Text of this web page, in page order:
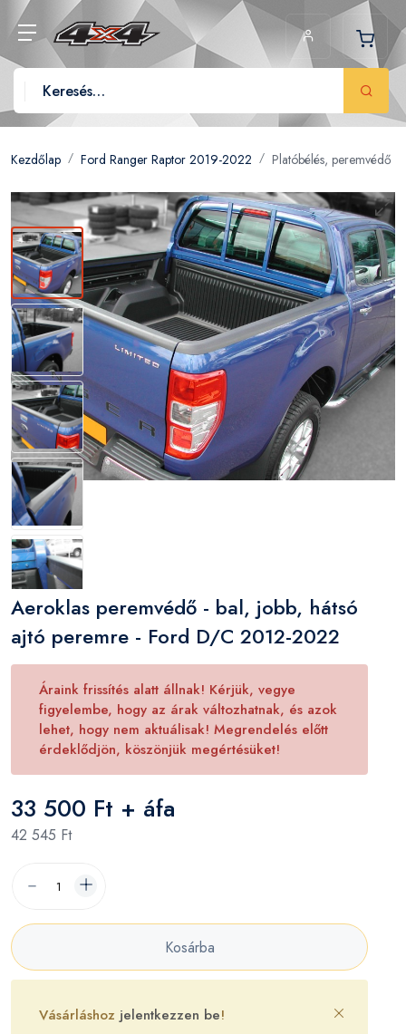
Kezdőlap Ford Ranger Raptor 2019-2022 Platóbélés, peremvédő
Aeroklas peremvédő - bal, jobb, hátsó
ajtó peremre - Ford D/C 2012-2022
Áraink frissítés alatt állnak! Kérjük, vegye
figyelembe, hogy az árak változhatnak, és azok
lehet, hogy nem aktuálisak! Megrendelés előtt
érdeklődjön, köszönjük megértésüket!
33 500 Ft + áfa
42 545 Ft
Kosárba
Vásárláshoz jelentkezzen be!